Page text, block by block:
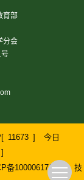
育部
分会
11673 ]
今日
]
备10000617号-1
技